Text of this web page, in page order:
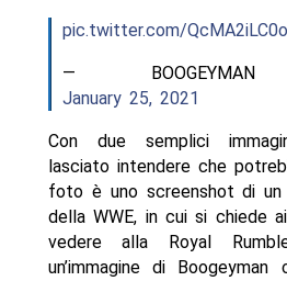
pic.twitter.com/QcMA2iLC0o
— BOOGEYMAN
January 25, 2021
Con due semplici
lasciato intendere che
foto è uno screenshot di un
della WWE, in cui si chiede
vedere alla Royal
un’immagine di